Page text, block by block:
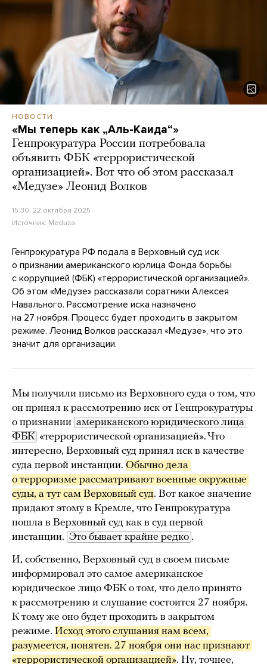
НОВОСТИ
«Мы теперь как „Аль-Каида“»
Генпрокуратура России потребовала
объявить ФБК «террористической
организацией». Вот что об этом рассказал
«Медузе» Леонид Волков
15:30, 22 октября 2025
Источник: Meduza
Генпрокуратура РФ подала в Верховный суд иск
о признании американского юрлица Фонда борьбы
с коррупцией (ФБК) «террористической организацией».
Об этом «Медузе» рассказали соратники Алексея
Навального. Рассмотрение иска назначено
на 27 ноября. Процесс будет проходить в закрытом
режиме. Леонид Волков рассказал «Медузе», что это
значит для организации.
Мы получили письмо из Верховного суда о том, что
он принял к рассмотрению иск от Генпрокуратуры
о признании американского юридического лица
ФБК «террористической организацией». Что
интересно, Верховный суд принял иск в качестве
суда первой инстанции. Обычно дела
о терроризме рассматривают военные окружные
суды, а тут сам Верховный суд. Вот какое значение
придают этому в Кремле, что Генпрокуратура
пошла в Верховный суд как в суд первой
инстанции. Это бывает крайне редко .
И, собственно, Верховный суд в своем письме
информировал это самое американское
юридическое лицо ФБК о том, что дело принято
к рассмотрению и слушание состоится 27 ноября.
К тому же оно будет проходить в закрытом
режиме. Исход этого слушания нам всем,
разумеется, понятен. 27 ноября они нас признают
«террористической организацией». Ну, точнее,